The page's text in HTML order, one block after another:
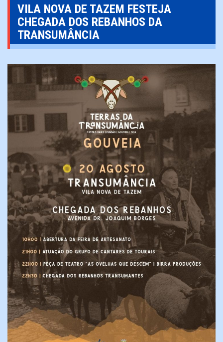
VILA NOVA DE TAZEM FESTEJA
CHEGADA DOS REBANHOS DA
TRANSUMÂNCIA